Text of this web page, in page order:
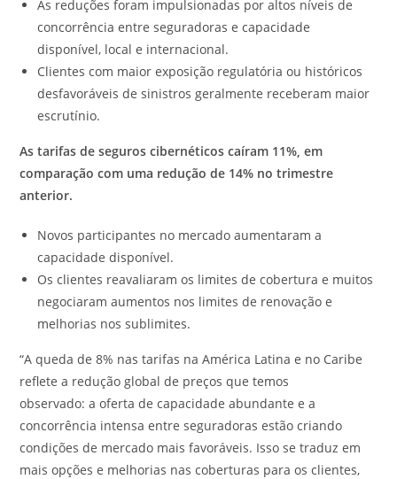
As reduções foram impulsionadas por altos níveis de
concorrência entre seguradoras e capacidade
disponível, local e internacional.
Clientes com maior exposição regulatória ou históricos
desfavoráveis de sinistros geralmente receberam maior
escrutínio.
As tarifas de seguros cibernéticos caíram 11%, em
comparação com uma redução de 14% no trimestre
anterior.
Novos participantes no mercado aumentaram a
capacidade disponível.
Os clientes reavaliaram os limites de cobertura e muitos
negociaram aumentos nos limites de renovação e
melhorias nos sublimites.
“A queda de 8% nas tarifas na América Latina e no Caribe
reflete a redução global de preços que temos
observado: a oferta de capacidade abundante e a
concorrência intensa entre seguradoras estão criando
condições de mercado mais favoráveis. Isso se traduz em
mais opções e melhorias nas coberturas para os clientes,